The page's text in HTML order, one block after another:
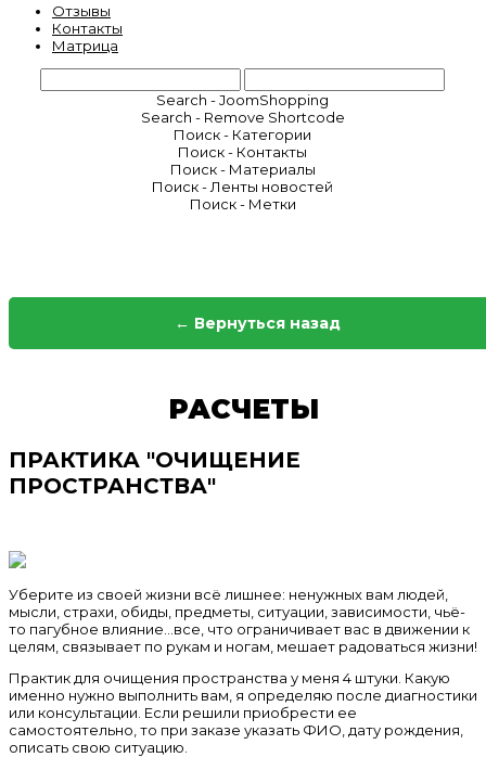
Отзывы
Контакты
Матрица
Search - JoomShopping
Search - Remove Shortcode
Поиск - Категории
Поиск - Контакты
Поиск - Материалы
Поиск - Ленты новостей
Поиск - Метки
← Вернуться назад
РАСЧЕТЫ
ПРАКТИКА "ОЧИЩЕНИЕ
ПРОСТРАНСТВА"
Уберите из своей жизни всё лишнее: ненужных вам людей,
мысли, страхи, обиды, предметы, ситуации, зависимости, чьё-
то пагубное влияние...все, что ограничивает вас в движении к
целям, связывает по рукам и ногам, мешает радоваться жизни!
Практик для очищения пространства у меня 4 штуки. Какую
именно нужно выполнить вам, я определяю после диагностики
или консультации. Если решили приобрести ее
самостоятельно, то при заказе указать ФИО, дату рождения,
описать свою ситуацию.